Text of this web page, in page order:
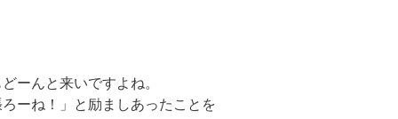
ーんと来いですよね。
ーね！」と励ましあったことを